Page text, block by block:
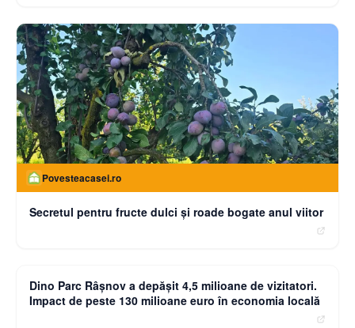
Povesteacasei.ro
Secretul pentru fructe dulci și roade bogate anul viitor
Dino Parc Râșnov a depășit 4,5 milioane de vizitatori.
Impact de peste 130 milioane euro în economia locală